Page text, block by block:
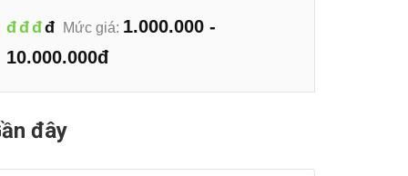
đđđđ Mức giá: 1.000.000 -
10.000.000đ
đây